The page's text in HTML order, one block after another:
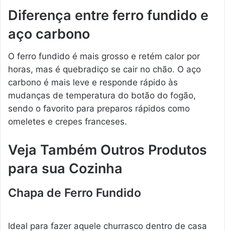
Diferença entre ferro fundido e
aço carbono
O ferro fundido é mais grosso e retém calor por
horas, mas é quebradiço se cair no chão. O aço
carbono é mais leve e responde rápido às
mudanças de temperatura do botão do fogão,
sendo o favorito para preparos rápidos como
omeletes e crepes franceses.
Veja Também Outros Produtos
para sua Cozinha
Chapa de Ferro Fundido
Ideal para fazer aquele churrasco dentro de casa